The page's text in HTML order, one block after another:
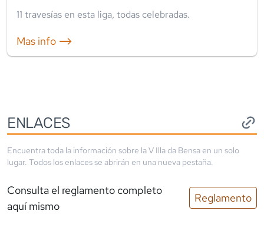
11 travesías en esta liga, todas celebradas.
Mas info ⟶
ENLACES
Encuentra toda la información sobre laV Illa da Bensa en un solo
lugar. Todos los enlaces se abrirán en una nueva pestaña.
Consulta el reglamento completo
aquí mismo
Reglamento